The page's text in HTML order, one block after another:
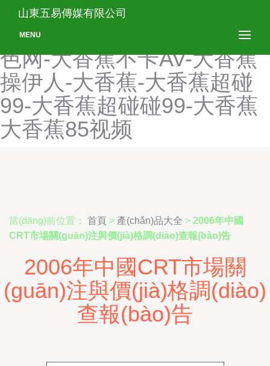
大香蕉A片-大香蕉A片视频-
大香蕉VA大香蕉-大香蕉VS
色网-大香蕉不卡AV-大香蕉
操伊人-大香蕉-大香蕉超碰
99-大香蕉超碰碰99-大香蕉
大香蕉85视频
山東五易傳媒有限公司
MENU
當(dāng)前位置： 首頁 > 產(chǎn)品大全 > 2006年中國
CRT市場關(guān)注與價(jià)格調(diào)查報(bào)告
2006年中國CRT市場關
(guān)注與價(jià)格調(diào)
查報(bào)告